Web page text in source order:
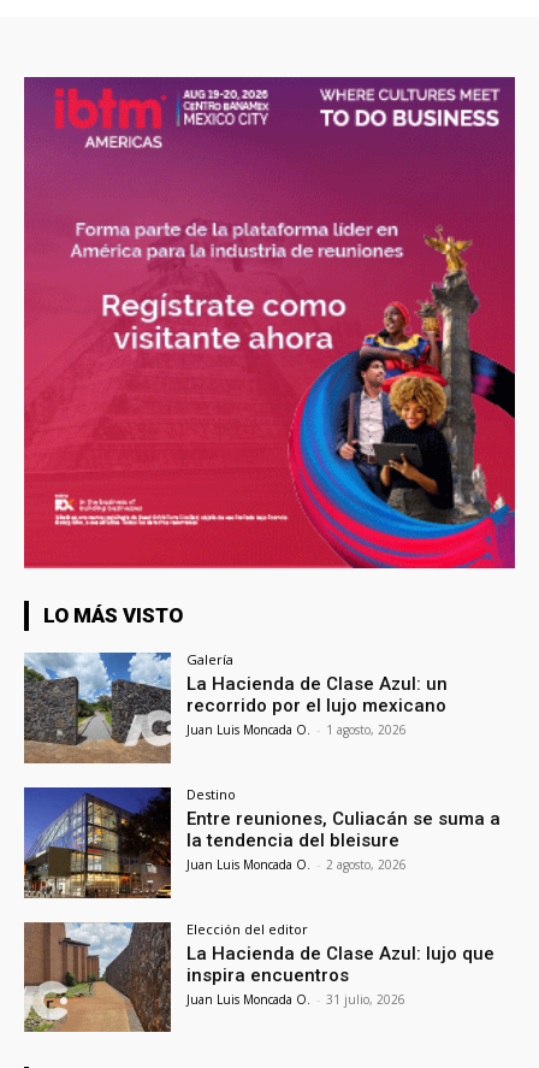
LO MÁS VISTO
Galería
La Hacienda de Clase Azul: un
recorrido por el lujo mexicano
Juan Luis Moncada O. - 1 agosto, 2026
Destino
Entre reuniones, Culiacán se suma a
la tendencia del bleisure
Juan Luis Moncada O. - 2 agosto, 2026
Elección del editor
La Hacienda de Clase Azul: lujo que
inspira encuentros
Juan Luis Moncada O. - 31 julio, 2026